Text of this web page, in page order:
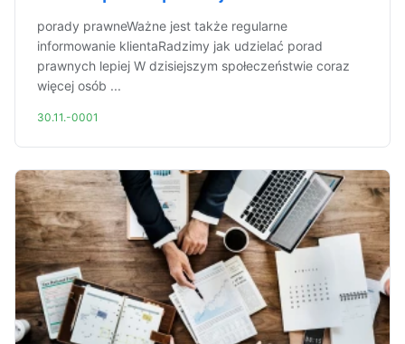
porady prawneWażne jest także regularne
informowanie klientaRadzimy jak udzielać porad
prawnych lepiej W dzisiejszym społeczeństwie coraz
więcej osób ...
30.11.-0001